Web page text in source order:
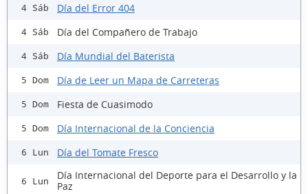
4 Sáb Día del Error 404
4 Sáb Día del Compañero de Trabajo
4 Sáb Día Mundial del Baterista
5 Dom Día de Leer un Mapa de Carreteras
5 Dom Fiesta de Cuasimodo
5 Dom Día Internacional de la Conciencia
6 Lun Día del Tomate Fresco
6 Lun
Día Internacional del Deporte para el Desarrollo y la
Paz